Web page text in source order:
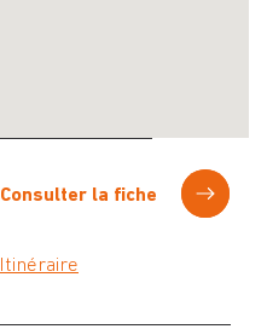
Consulter la fiche
Itinéraire